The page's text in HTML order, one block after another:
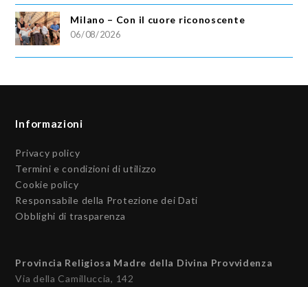
Milano – Con il cuore riconoscente
06/08/2026
Informazioni
Privacy policy
Termini e condizioni di utilizzo
Cookie policy
Responsabile della Protezione dei Dati
Obblighi di trasparenza
Provincia Religiosa Madre della Divina Provvidenza
Via della Camilluccia, 142